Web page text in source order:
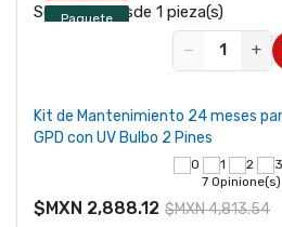
Paquete
Se vende desde 1 pieza(s)
−
+
Kit de Mantenimiento 24 meses
GPD con UV Bulbo 2 Pines
7 Opinione(s)
$MXN 2,888.12 $MXN 4,813.54